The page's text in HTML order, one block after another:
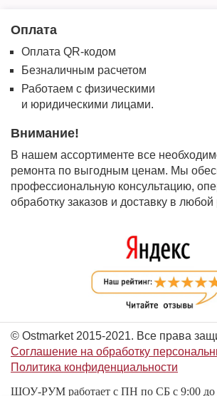
Оплата
Оплата QR-кодом
Безналичным расчетом
Работаем с физическими
и юридическими лицами.
Внимание!
В нашем ассортименте все
ремонта по выгодным ценам. Мы
профессиональную консультацию,
обработку заказов и доставку в
© Ostmarket 2015-2021. Все права
Соглашение на обработку
Политика конфиденциальности
ШОУ-РУМ работает с ПН по СБ с 9:00 до